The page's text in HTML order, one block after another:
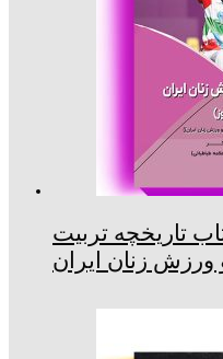
تاریخچه تربیت
ورزش زنان ایران